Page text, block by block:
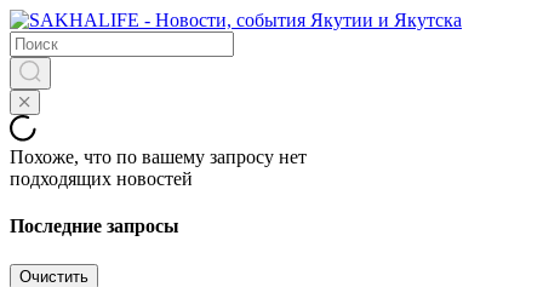
Похоже, что по вашему запросу нет
подходящих новостей
Последние запросы
Очистить